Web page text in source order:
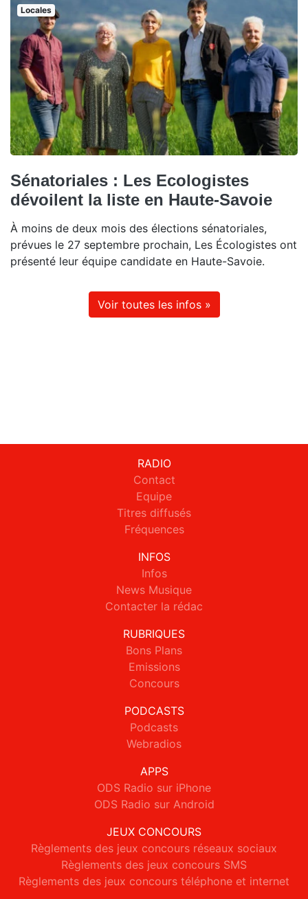
Locales
Sénatoriales : Les Ecologistes
dévoilent la liste en Haute-Savoie
À moins de deux mois des élections sénatoriales,
prévues le 27 septembre prochain, Les Écologistes ont
présenté leur équipe candidate en Haute-Savoie.
Voir toutes les infos »
RADIO
Contact
Equipe
Titres diffusés
Fréquences
INFOS
Infos
News Musique
Contacter la rédac
RUBRIQUES
Bons Plans
Emissions
Concours
PODCASTS
Podcasts
Webradios
APPS
ODS Radio sur iPhone
ODS Radio sur Android
JEUX CONCOURS
Règlements des jeux concours réseaux sociaux
Règlements des jeux concours SMS
Règlements des jeux concours téléphone et internet